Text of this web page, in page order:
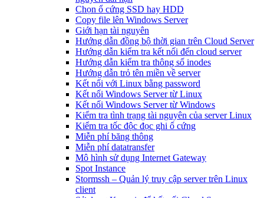
Chọn ổ cứng SSD hay HDD
Copy file lên Windows Server
Giới hạn tài nguyên
Hướng dẫn đồng bộ thời gian trên Cloud Server
Hướng dẫn kiểm tra kết nối đến cloud server
Hướng dẫn kiểm tra thông số inodes
Hướng dẫn trỏ tên miền về server
Kết nối với Linux bằng password
Kết nối Windows Server từ Linux
Kết nối Windows Server từ Windows
Kiểm tra tình trạng tài nguyên của server Linux
Kiểm tra tốc độc đọc ghi ổ cứng
Miễn phí băng thông
Miễn phí datatransfer
Mô hình sử dụng Internet Gateway
Spot Instance
Stormssh – Quản lý truy cập server trên Linux
client